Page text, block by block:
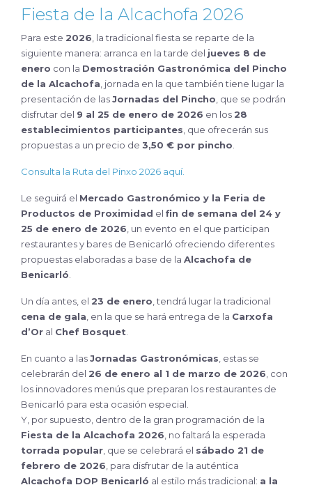
Fiesta de la Alcachofa 2026
Para este 2026, la tradicional fiesta se reparte de la
siguiente manera: arranca en la tarde del jueves 8 de
enero con la Demostración Gastronómica del Pincho
de la Alcachofa, jornada en la que también tiene lugar la
presentación de lasJornadas del Pincho, que se podrán
disfrutar del 9 al 25 de enero de 2026 en los 28
establecimientos participantes, que ofrecerán sus
propuestas a un precio de 3,50 € por pincho.
Consulta la Ruta del Pinxo 2026 aquí.
Le seguirá el Mercado Gastronómico y la Feria de
Productos de Proximidad el fin de semana del 24 y
25 de enero de 2026, un evento en el que participan
restaurantes y bares de Benicarló ofreciendo diferentes
propuestas elaboradas a base de la Alcachofa de
Benicarló.
Un día antes, el 23 de enero, tendrá lugar la tradicional
cena de gala, en la que se hará entrega de la Carxofa
d’Or al Chef Bosquet.
En cuanto a lasJornadas Gastronómicas, estas se
celebrarán del 26 de enero al 1 de marzo de 2026, con
los innovadores menús que preparan los restaurantes de
Benicarló para esta ocasión especial.
Y, por supuesto, dentro de la gran programación de la
Fiesta de la Alcachofa 2026, no faltará la esperada
torrada popular, que se celebrará el sábado 21 de
febrero de 2026, para disfrutar de la auténtica
Alcachofa DOP Benicarló al estilo más tradicional: a la